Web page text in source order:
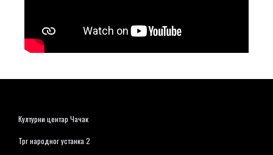
Културни центар Чачак
Трг народног устанка 2